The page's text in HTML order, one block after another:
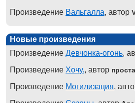
Произведение Вальгалла, автор
Новые произведения
Произведение Девчонка-огонь,
Произведение Хочу., автор
Произведение Могилизация,